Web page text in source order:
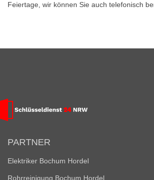
Feiertage, wir können Sie auch telefonisch
PARTNER
Elektriker Bochum Hordel
Rohrreinigung Bochum Hordel